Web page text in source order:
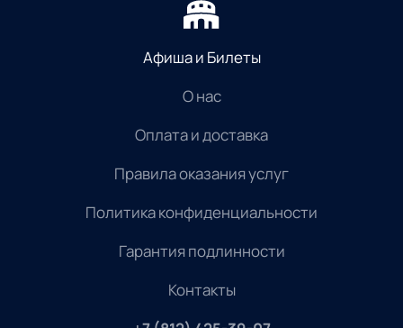
Афиша и Билеты
О нас
Оплата и доставка
Правила оказания услуг
Политика конфиденциальности
Гарантия подлинности
Контакты